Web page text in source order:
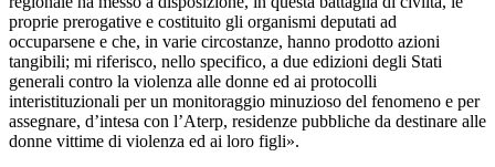
proprie prerogative e costituito gli organismi deputati ad
occuparsene e che, in varie circostanze, hanno prodotto azioni
tangibili; mi riferisco, nello specifico, a due edizioni degli Stati
generali contro la violenza alle donne ed ai protocolli
interistituzionali per un monitoraggio minuzioso del fenomeno e per
assegnare, d’intesa con l’Aterp, residenze pubbliche da destinare alle
donne vittime di violenza ed ai loro figli».